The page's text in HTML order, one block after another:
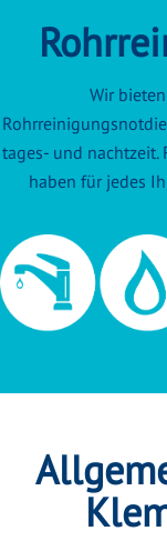
Wir
tages- und nachtzeit.
haben für jedes